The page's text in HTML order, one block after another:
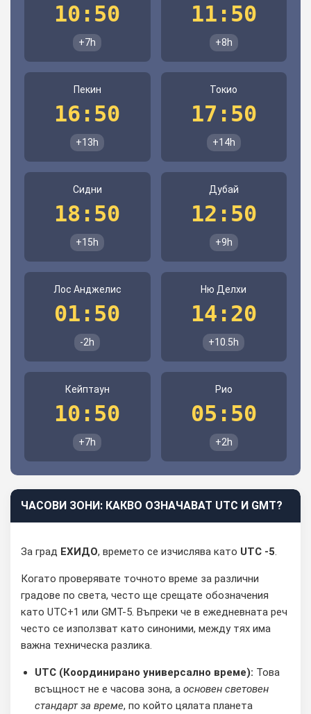
10:50
+7h
11:50
+8h
Пекин
16:50
+13h
Токио
17:50
+14h
Сидни
18:50
+15h
Дубай
12:50
+9h
Лос Анджелис
01:50
-2h
Ню Делхи
14:20
+10.5h
Кейптаун
10:50
+7h
Рио
05:50
+2h
ЧАСОВИ ЗОНИ: КАКВО ОЗНАЧАВАТ UTC И GMT?
За град ЕХИДО, времето се изчислява като UTC -5.
Когато проверявате точното време за различни
градове по света, често ще срещате обозначения
като UTC+1 или GMT-5. Въпреки че в ежедневната реч
често се използват като синоними, между тях има
важна техническа разлика.
UTC (Координирано универсално време): Това
всъщност не е часова зона, а основен световен
стандарт за време, по който цялата планета